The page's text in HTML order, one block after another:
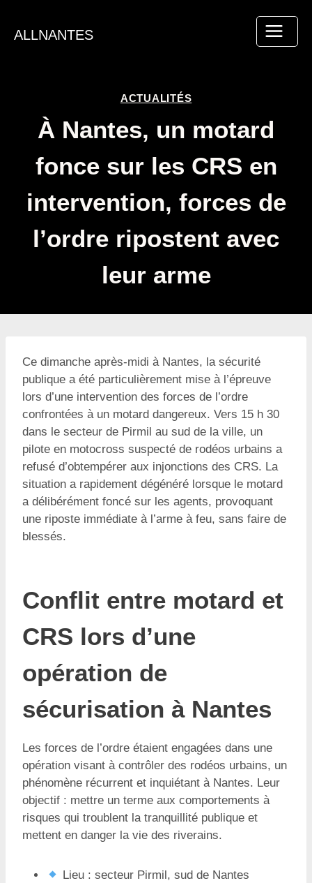
contenu
ALLNANTES
ACTUALITÉS
À Nantes, un motard
fonce sur les CRS en
intervention, forces de
l’ordre ripostent avec
leur arme
Ce dimanche après-midi à Nantes, la sécurité
publique a été particulièrement mise à l’épreuve
lors d’une intervention des forces de l’ordre
confrontées à un motard dangereux. Vers 15 h 30
dans le secteur de Pirmil au sud de la ville, un
pilote en motocross suspecté de rodéos urbains a
refusé d’obtempérer aux injonctions des CRS. La
situation a rapidement dégénéré lorsque le motard
a délibérément foncé sur les agents, provoquant
une riposte immédiate à l’arme à feu, sans faire de
blessés.
Conflit entre motard et
CRS lors d’une
opération de
sécurisation à Nantes
Les forces de l’ordre étaient engagées dans une
opération visant à contrôler des rodéos urbains, un
phénomène récurrent et inquiétant à Nantes. Leur
objectif : mettre un terme aux comportements à
risques qui troublent la tranquillité publique et
mettent en danger la vie des riverains.
Lieu : secteur Pirmil, sud de Nantes